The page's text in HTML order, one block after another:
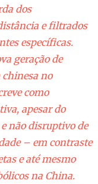
dos
e filtrados
específicas.
geração de
no
como
apesar do
não disruptivo de
– em contraste
e até mesmo
na China.